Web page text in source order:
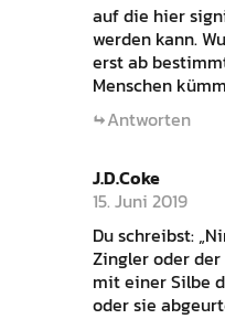
auf die hier
werden kann.
erst ab
Menschen
Antworten
J.D.Coke
15. Juni 2019
Du schreibst:
Zingler oder
mit einer Silbe
oder sie